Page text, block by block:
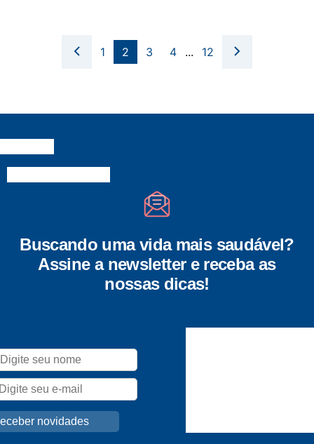
1 2 3 4 ... 12
Buscando uma vida mais saudável?
Assine a newsletter e receba as
nossas dicas!